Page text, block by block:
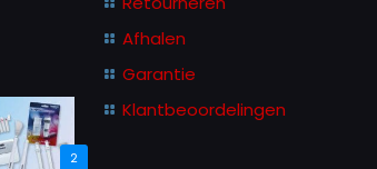
2
Afhalen
Garantie
Klantbeoordelingen